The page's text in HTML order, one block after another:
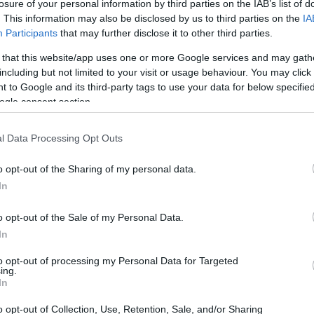
of your personal information by third parties on the IAB’s list of
This information may also be disclosed by us to third parties on the
Participants that may further disclose it to other third parties.
that this website/app uses one or more Google services and may
but not limited to your visit or usage behaviour. You may
to Google and its third-party tags to use your data for below
consent section.
Data Processing Opt Outs
opt-out of the Sharing of my personal data.
opt-out of the Sale of my Personal Data.
opt-out of processing my Personal Data for Targeted
opt-out of Collection, Use, Retention, Sale, and/or Sharing
Pantelis Restaurant: Ένας γαστρονομικός «θησαυρός»
στο λιμάνι της Σύμης
26 Ιουνίου 2026, 11:07
εδώ και δεκαετίες σημείο αναφοράς...